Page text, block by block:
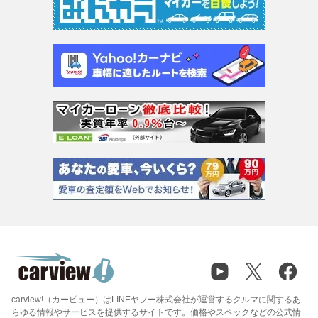
carview!（カービュー）はLINEヤフー株式会社が運営するクルマに関するあ
らゆる情報やサービスを提供するサイトです。価格やスペックなどの公式情